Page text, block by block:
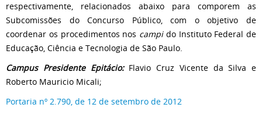
respectivamente, relacionados abaixo para comporem as
Subcomissões do Concurso Público, com o objetivo de
coordenar os procedimentos nos campi do Instituto Federal de
Educação, Ciência e Tecnologia de São Paulo.
Campus Presidente Epitácio: Flavio Cruz Vicente da Silva e
Roberto Mauricio Micali;
Portaria nº 2.790, de 12 de setembro de 2012